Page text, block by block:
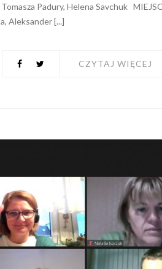
Padury, Helena Savchuk
Aleksander [...]
CZYTAJ WIĘCEJ